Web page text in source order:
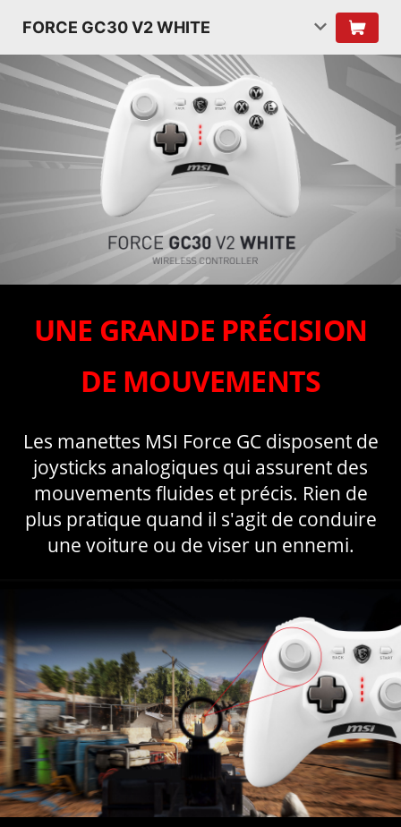
FORCE GC30 V2 WHITE
UNE GRANDE PRÉCISION
DE MOUVEMENTS
Les manettes MSI Force GC disposent de
joysticks analogiques qui assurent des
mouvements fluides et précis. Rien de
plus pratique quand il s'agit de conduire
une voiture ou de viser un ennemi.